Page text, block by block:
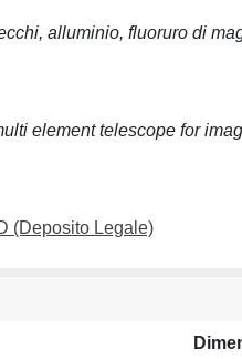
alluminio, fluoruro di
element telescope for
(Deposito Legale)